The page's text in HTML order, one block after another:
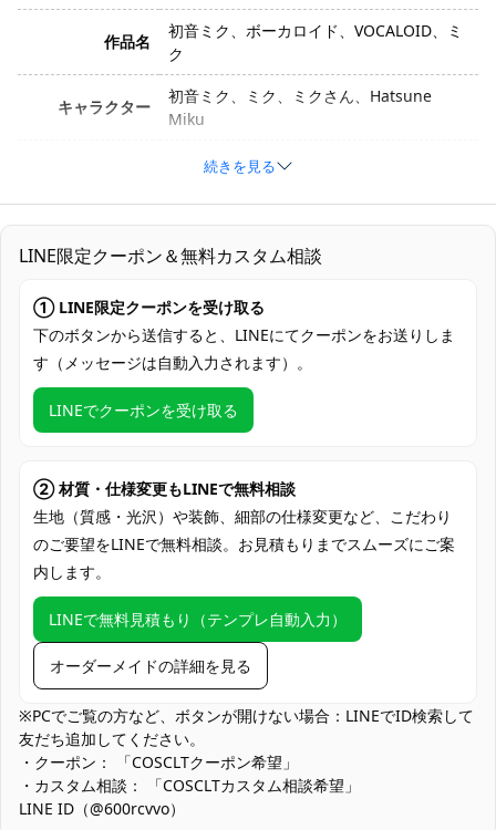
作品名
初音ミク、ボーカロイド、VOCALOID、ミ
ク
キャラクター
初音ミク、ミク、ミクさん、Hatsune
Miku
生誕16周年記念ロリータ衣装
サイズ
S、M、L、XL
素材
コスプレ専用生地
セット内容
もも飾り、髪飾り、胸飾り、網タイツ、手
袋、膝下飾り
加工に7～15営業日、配送に5～7営業日
（※土日祝除く）、合計で12～22営業日程
度でお届け
支払い方法
Discover、AMERICAN EXPRESS）、
PayPal、銀行振込
使用場所
コミケ・同人イベント、アニメ・ゲーム系
ート応援、スタジオ撮影、街ロケ・ポート
レート、テーマカフェ来店、学園祭・文化
祭ステージ、SNS投稿・配信・TikTok
コスプレ愛好家、アニメや漫画、ゲームフ
ァン、出演者
収納方法
他の衣類と同じく、清潔に乾燥を保ち、鋭
い物によっての破れを避けてください。
商品状態
新品未使用
続きを見る
LINE限定クーポン＆無料カスタム相談
① LINE限定クーポンを受け取る
下のボタンから送信すると、LINEにてクーポンをお送りしま
す（メッセージは自動入力されます）。
LINEでクーポンを受け取る
② 材質・仕様変更もLINEで無料相談
生地（質感・光沢）や装飾、細部の仕様変更など、こだわり
のご要望をLINEで無料相談。お見積もりまでスムーズにご案
内します。
LINEで無料見積もり（テンプレ自動入力）
オーダーメイドの詳細を見る
※PCでご覧の方など、ボタンが開けない場合：LINEでID検索して
友だち追加してください。
・クーポン： 「COSCLTクーポン希望」
・カスタム相談： 「COSCLTカスタム相談希望」
LINE ID（@600rcvvo）